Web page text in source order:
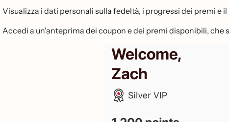
Visualizza i dati personali sulla fedeltà, i progressi dei premi e
Accedi a un'anteprima dei coupon e dei premi disponibili, che